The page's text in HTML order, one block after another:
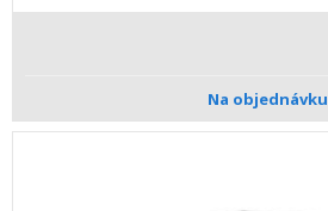
Na objednávku